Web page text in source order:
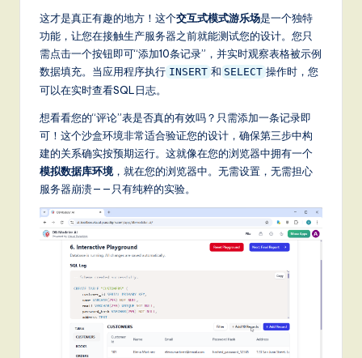
这才是真正有趣的地方！这个交互式模式游乐场是一个独特
功能，让您在接触生产服务器之前就能测试您的设计。您只
需点击一个按钮即可“添加10条记录”，并实时观察表格被示例
数据填充。当应用程序执行 INSERT 和 SELECT 操作时，您
可以在实时查看SQL日志。
想看看您的“评论”表是否真的有效吗？只需添加一条记录即
可！这个沙盒环境非常适合验证您的设计，确保第三步中构
建的关系确实按预期运行。这就像在您的浏览器中拥有一个
模拟数据库环境 ，就在您的浏览器中。无需设置，无需担心
服务器崩溃——只有纯粹的实验。